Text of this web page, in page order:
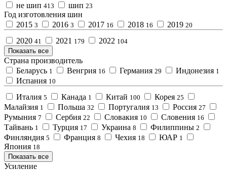
не шип 413 шип 23
Год изготовления шин
2015 3 2016 3 2017 16 2018 16 2019 20
2020 41 2021 179 2022 104
Показать все
Страна производитель
Беларусь 1 Венгрия 16 Германия 29 Индонезия 1
Испания 10
Италия 5 Канада 1 Китай 100 Корея 25
Малайзия 1 Польша 32 Португалия 13 Россия 27
Румыния 7 Сербия 22 Словакия 10 Словения 16
Тайвань 1 Турция 17 Украина 8 Филиппины 2
Финляндия 5 Франция 8 Чехия 18 ЮАР 1
Япония 18
Показать все
Усиление